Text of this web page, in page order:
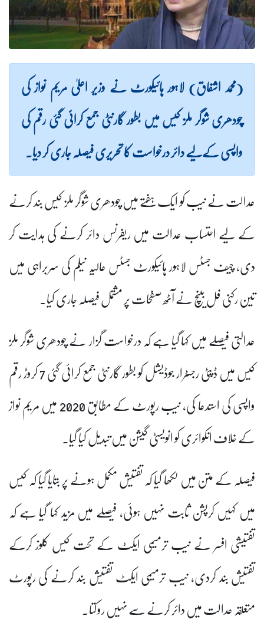
(محمد اشفاق) لاہور ہائیکورٹ نے وزیر اعلیٰ مریم نواز کی
چودھری شوگر ملز کیس میں بطور گارنٹی جمع کرائی گئی رقم کی
واپسی کےلیے دائر درخواست کا تحریری فیصلہ جاری کر دیا۔
عدالت نے نیب کو ایک ہفتے میں چودھری شوگر ملز کیس بند کرنے
کے لیے احتساب عدالت میں ریفرنس دائر کرنے کی ہدایت کر
دی، چیف جسٹس لاہور ہائیکورٹ جسٹس عالیہ نیلم کی سربراہی میں
تین رکنی فل بینچ نے آٹھ صفحات پر مشتمل فیصلہ جاری کیا۔
عدالتی فیصلے میں کہا گیا ہے کہ درخواست گزار نے چودھری شوگر ملز
کیس میں ڈپٹی رجسٹرار جوڈیشل کو بطور گارنٹی جمع کرائی گئی 7 کروڑ رقم
واپسی کی استدعا کی، نیب رپورٹ کے مطابق 2020 میں مریم نواز
کے خلاف انکوائری کو انویسٹی گیشن میں تبدیل کیا گیا۔
فیصلہ کے متن میں لکھا گیا کہ تفتیش مکمل ہونے پر بتایا گیا کہ کیس
میں کہیں کرپشن ثابت نہیں ہوئی، فیصلے میں مزید کہا گیا ہے کہ
تفتیشی افسر نے نیب ترمیمی ایکٹ کے تحت کیس کلوز کرکے
تفتیش بند کردی، نیب ترمیمی ایکٹ تفتیش بند کرنے کی رپورٹ
متعلقہ عدالت میں دائر کرنے سے نہیں روکتا۔